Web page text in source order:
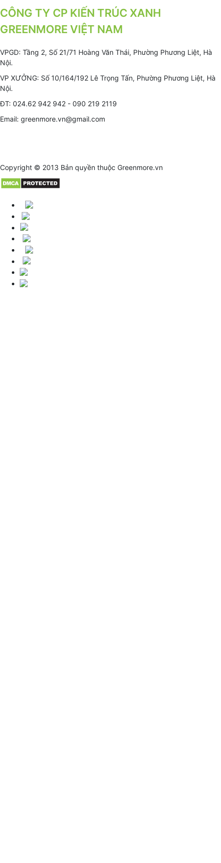
CÔNG TY CP KIẾN TRÚC XANH
GREENMORE VIỆT NAM
VPGD: Tầng 2, Số 21/71 Hoàng Văn Thái, Phường Phương Liệt, Hà
Nội.
VP XƯỞNG: Số 10/164/192 Lê Trọng Tấn, Phường Phương Liệt, Hà
Nội.
ĐT: 024.62 942 942 - 090 219 2119
Email: greenmore.vn@gmail.com
Copyright © 2013 Bản quyền thuộc Greenmore.vn